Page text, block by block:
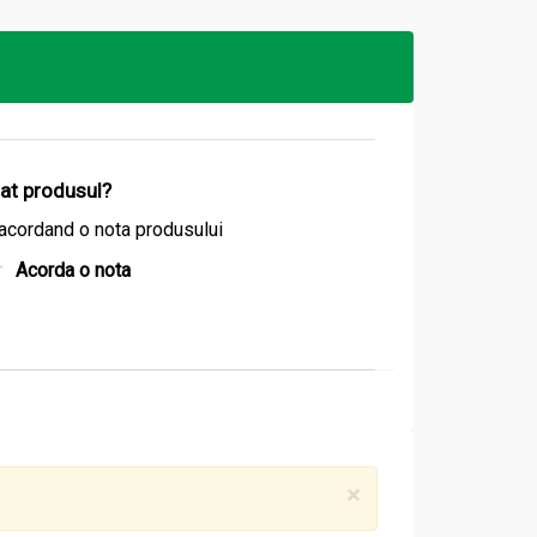
produsul?
o nota produsului
Acorda o nota
×